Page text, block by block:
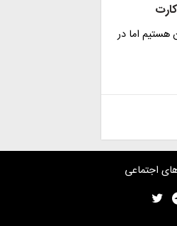
اما در
اجتماعی